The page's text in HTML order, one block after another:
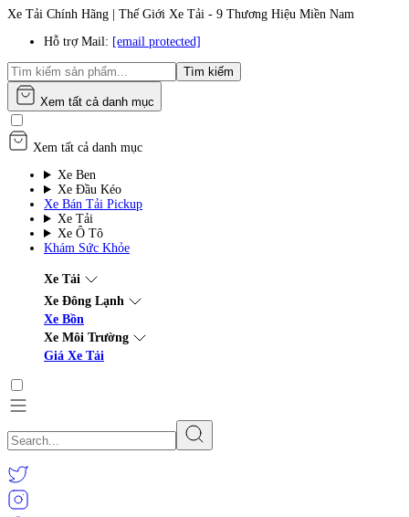
Xe Tải Chính Hãng | Thế Giới Xe Tải - 9 Thương Hiệu Miền Nam
Hỗ trợ Mail: [email protected]
Tìm kiếm
Xem tất cả danh mục
Xem tất cả danh mục
Xe Ben
Xe Đầu Kéo
Xe Bán Tải Pickup
Xe Tải
Xe Ô Tô
Khám Sức Khỏe
Xe Tải
Xe Đông Lạnh
Xe Bồn
Xe Môi Trường
Giá Xe Tải